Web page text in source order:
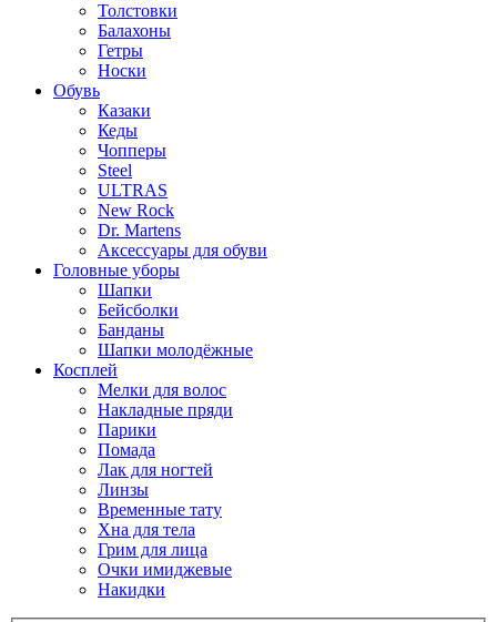
Толстовки
Балахоны
Гетры
Носки
Обувь
Казаки
Кеды
Чопперы
Steel
ULTRAS
New Rock
Dr. Martens
Аксессуары для обуви
Головные уборы
Шапки
Бейсболки
Банданы
Шапки молодёжные
Косплей
Мелки для волос
Накладные пряди
Парики
Помада
Лак для ногтей
Линзы
Временные тату
Хна для тела
Грим для лица
Очки имиджевые
Накидки